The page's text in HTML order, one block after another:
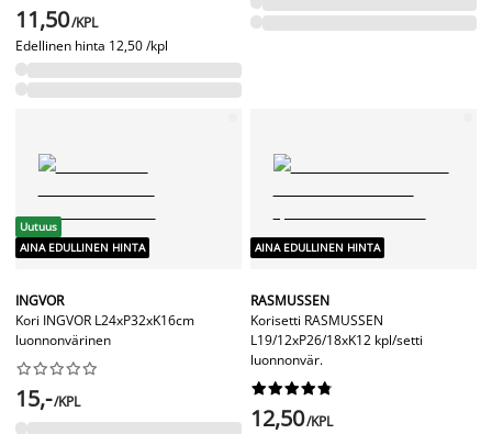
11,50/KPL
Edellinen hinta 12,50 /kpl
Uutuus
AINA EDULLINEN HINTA
INGVOR
Kori INGVOR L24xP32xK16cm
luonnonvärinen






15,-/KPL
AINA EDULLINEN HINTA
RASMUSSEN
Korisetti RASMUSSEN
L19/12xP26/18xK12 kpl/setti
luonnonvär.






12,50/KPL